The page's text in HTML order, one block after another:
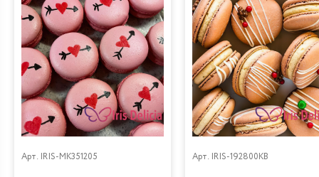
Арт. IRIS-MK351205 Арт. IRIS-192800KB